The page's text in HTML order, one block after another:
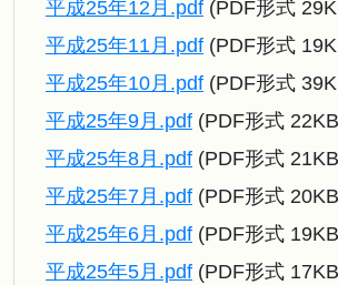
平成25年12月.pdf (PDF形式
平成25年11月.pdf (PDF形式
平成25年10月.pdf (PDF形式
平成25年9月.pdf (PDF形式
平成25年8月.pdf (PDF形式
平成25年7月.pdf (PDF形式
平成25年6月.pdf (PDF形式
平成25年5月.pdf (PDF形式